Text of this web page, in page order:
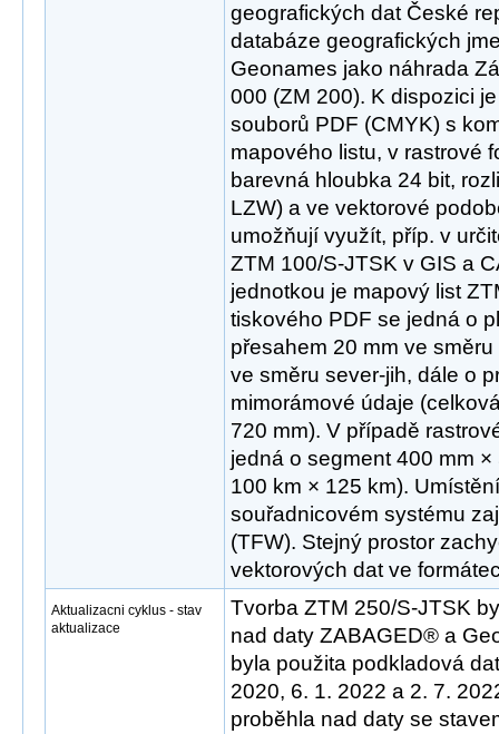
geografických dat České
databáze geografických
Geonames jako náhrada
000 (ZM 200). K dispozici
souborů PDF (CMYK) s
mapového listu, v rastrové
barevná hloubka 24 bit,
LZW) a ve vektorové
umožňují využít, příp. v
ZTM 100/S-JTSK v GIS a
jednotkou je mapový list
tiskového PDF se jedná o
přesahem 20 mm ve
ve směru sever-jih, dále o
mimorámové údaje
720 mm). V případě
jedná o segment 400 mm
100 km × 125 km).
souřadnicovém systému
(TFW). Stejný prostor
vektorových dat ve
Aktualizacni cyklus - stav
aktualizace
Tvorba ZTM 250/S-JTSK
nad daty ZABAGED® a
byla použita podkladová
2020, 6. 1. 2022 a 2. 7.
proběhla nad daty se